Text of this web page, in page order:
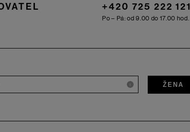
+420 725 222 121
Po – Pá: od 9.00 do 17.00 hod.
i ŽENA